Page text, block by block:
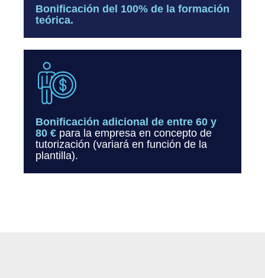
Bonificación del 100% de la formación
teórica.
Bonificación adicional de entre 60 y
80 € para la empresa en concepto de
tutorización (variará en función de la
plantilla).